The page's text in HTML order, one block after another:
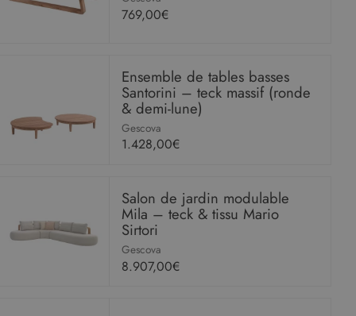
769,00€
Ensemble de tables basses
Santorini – teck massif (ronde
& demi-lune)
Gescova
1.428,00€
Salon de jardin modulable
Mila – teck & tissu Mario
Sirtori
Gescova
8.907,00€